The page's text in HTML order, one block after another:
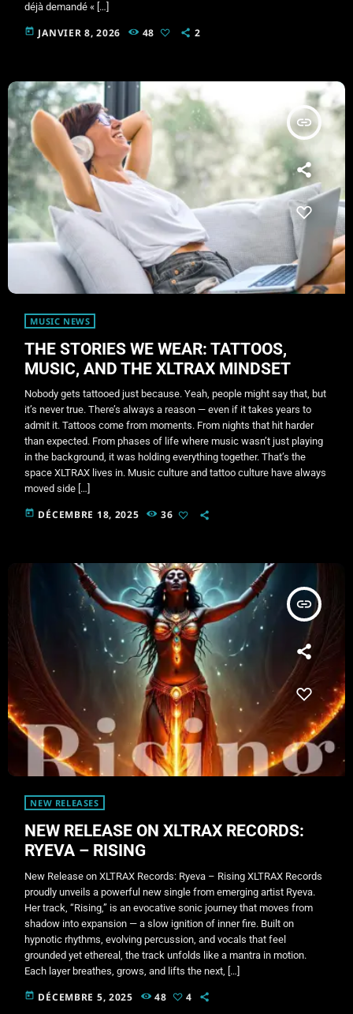
déjà demandé « […]
today JANVIER 8, 2026 48 2
insert_link
MUSIC NEWS
THE STORIES WE WEAR: TATTOOS,
MUSIC, AND THE XLTRAX MINDSET
Nobody gets tattooed just because. Yeah, people might say that, but
it’s never true. There’s always a reason — even if it takes years to
admit it. Tattoos come from moments. From nights that hit harder
than expected. From phases of life where music wasn’t just playing
in the background, it was holding everything together. That’s the
space XLTRAX lives in. Music culture and tattoo culture have always
moved side […]
today DÉCEMBRE 18, 2025 36
insert_link
NEW RELEASES
NEW RELEASE ON XLTRAX RECORDS:
RYEVA – RISING
New Release on XLTRAX Records: Ryeva – Rising XLTRAX Records
proudly unveils a powerful new single from emerging artist Ryeva.
Her track, “Rising,” is an evocative sonic journey that moves from
shadow into expansion — a slow ignition of inner fire. Built on
hypnotic rhythms, evolving percussion, and vocals that feel
grounded yet ethereal, the track unfolds like a mantra in motion.
Each layer breathes, grows, and lifts the next, […]
today DÉCEMBRE 5, 2025 48 4